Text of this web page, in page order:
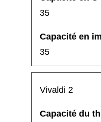
35
35
Vivaldi 2